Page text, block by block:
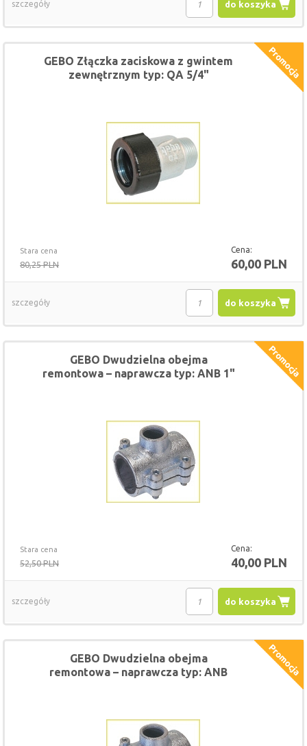
do koszyka
szczegóły
Stara cena
80,25 PLN
Cena:
60,00 PLN
GEBO Złączka zaciskowa z gwintem
zewnętrznym typ: QA 5/4"
do koszyka
szczegóły
Stara cena
52,50 PLN
Cena:
40,00 PLN
GEBO Dwudzielna obejma
remontowa – naprawcza typ: ANB 1"
do koszyka
szczegóły
GEBO Dwudzielna obejma
remontowa – naprawcza typ: ANB